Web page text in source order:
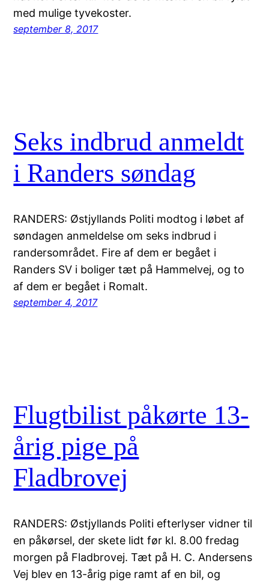
med mulige tyvekoster.
september 8, 2017
Seks indbrud anmeldt
i Randers søndag
RANDERS: Østjyllands Politi modtog i løbet af
søndagen anmeldelse om seks indbrud i
randersområdet. Fire af dem er begået i
Randers SV i boliger tæt på Hammelvej, og to
af dem er begået i Romalt.
september 4, 2017
Flugtbilist påkørte 13-
årig pige på
Fladbrovej
RANDERS: Østjyllands Politi efterlyser vidner til
en påkørsel, der skete lidt før kl. 8.00 fredag
morgen på Fladbrovej. Tæt på H. C. Andersens
Vej blev en 13-årig pige ramt af en bil, og